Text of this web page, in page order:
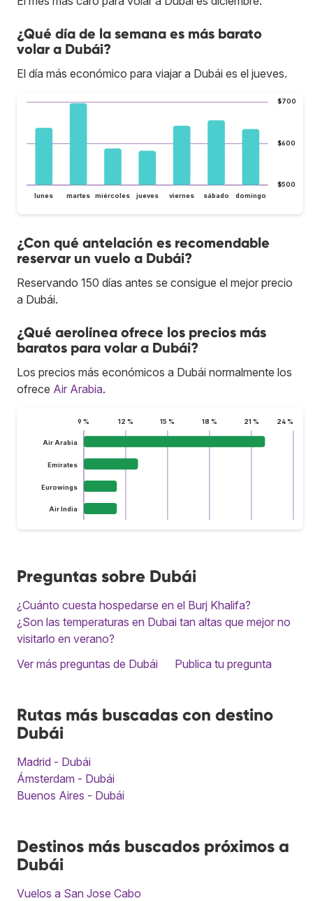
¿Qué día de la semana es más barato
volar a Dubái?
El día más económico para viajar a Dubái es el jueves.
$500
$600
$700
lunes martes miércoles jueves viernes sábado domingo
¿Con qué antelación es recomendable
reservar un vuelo a Dubái?
Reservando 150 días antes se consigue el mejor precio
a Dubái.
¿Qué aerolínea ofrece los precios más
baratos para volar a Dubái?
Los precios más económicos a Dubái normalmente los
ofrece Air Arabia.
9 % 12 % 15 % 18 % 21 % 24 %
Air Arabia
Emirates
Eurowings
Air India
Preguntas sobre Dubái
¿Cuánto cuesta hospedarse en el Burj Khalifa?
¿Son las temperaturas en Dubai tan altas que mejor no
visitarlo en verano?
Ver más preguntas de Dubái
Publica tu pregunta
Rutas más buscadas con destino
Dubái
Madrid - Dubái
Ámsterdam - Dubái
Buenos Aires - Dubái
Destinos más buscados próximos a
Dubái
Vuelos a San Jose Cabo